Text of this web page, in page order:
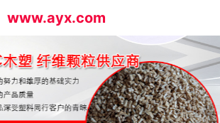
www.ayx.com